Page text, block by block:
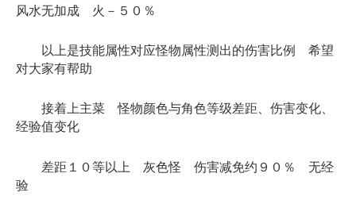
风水无加成 火－５０％
以上是技能属性对应怪物属性测出的伤害比例 希望
对大家有帮助
接着上主菜 怪物颜色与角色等级差距、伤害变化、
经验值变化
差距１０等以上 灰色怪 伤害减免约９０％ 无经
验